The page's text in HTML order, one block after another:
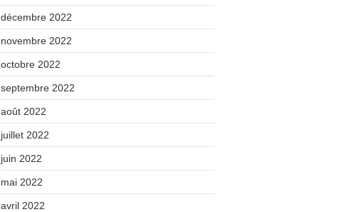
décembre 2022
novembre 2022
octobre 2022
septembre 2022
août 2022
juillet 2022
juin 2022
mai 2022
avril 2022